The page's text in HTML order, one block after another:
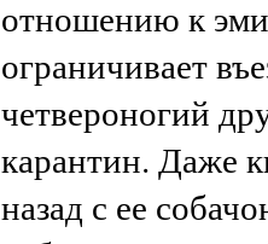
отношению к
ограничивает
четвероногий
карантин. Даже
назад с ее